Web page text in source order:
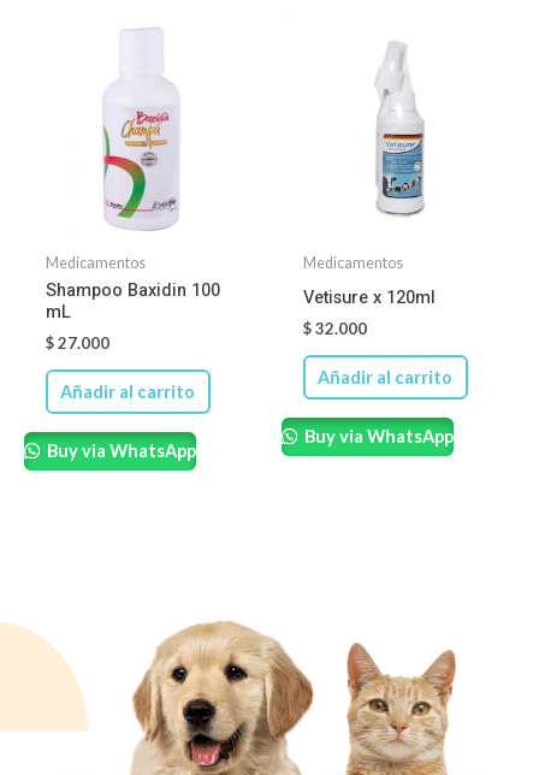
Medicamentos
Shampoo Baxidin 100
mL
$27.000
Añadir al carrito
Buy via WhatsApp
Medicamentos
Vetisure x 120ml
$32.000
Añadir al carrito
Buy via WhatsApp